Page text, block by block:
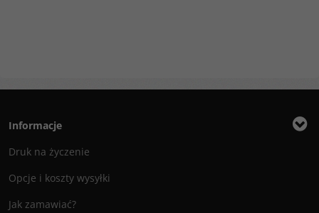
Informacje
Druk na życzenie
Opcje i koszty wysyłki
Jak zamawiać?